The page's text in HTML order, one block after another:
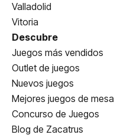
Valladolid
Vitoria
Descubre
Juegos más vendidos
Outlet de juegos
Nuevos juegos
Mejores juegos de mesa
Concurso de Juegos
Blog de Zacatrus